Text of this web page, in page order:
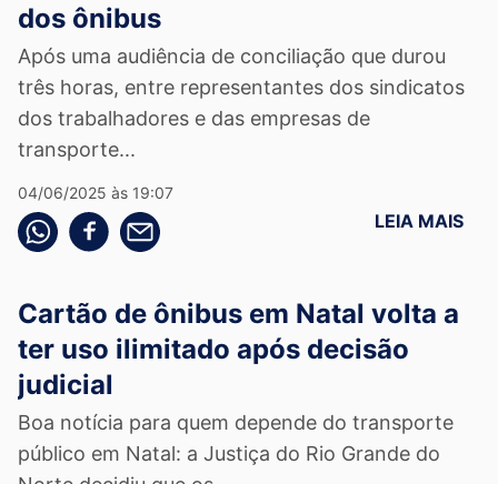
dos ônibus
Após uma audiência de conciliação que durou
três horas, entre representantes dos sindicatos
dos trabalhadores e das empresas de
transporte...
04/06/2025 às 19:07
Compartilhe pelo whatsapp
Compartilhar no facebook
Compartilhe pelo email LEIA MAIS
Cartão de ônibus em Natal volta a
ter uso ilimitado após decisão
judicial
Boa notícia para quem depende do transporte
público em Natal: a Justiça do Rio Grande do